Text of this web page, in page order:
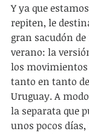
Y ya que
repiten, le
gran sacudón
verano: la
los
tanto en tanto
Uruguay. A
la separata que
unos pocos